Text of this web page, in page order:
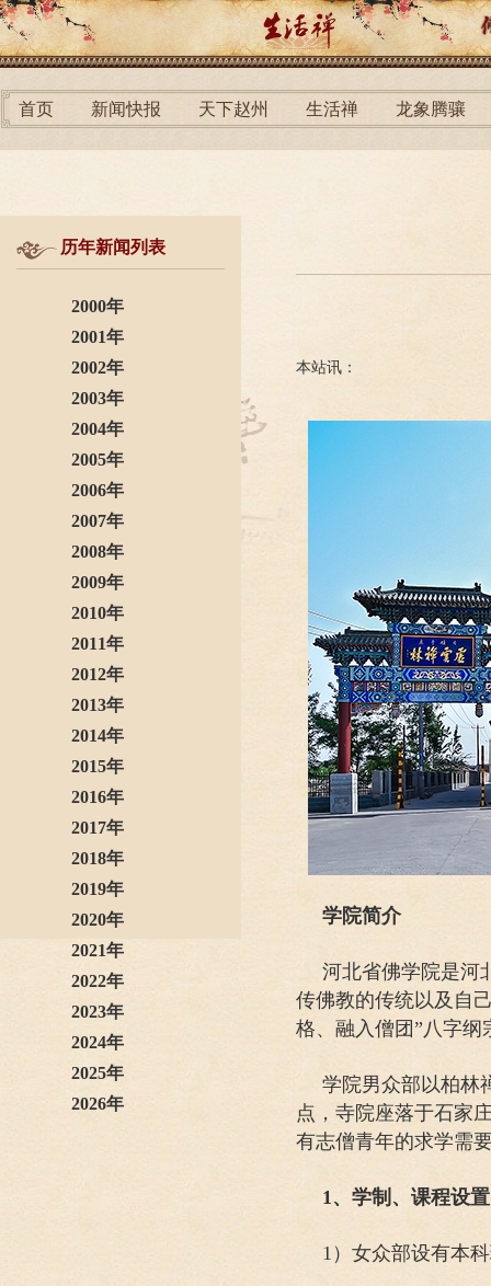
首页 新闻快报 天下赵州 生活禅 龙象腾骧
历年新闻列表
2000年
2001年
2002年
2003年
2004年
2005年
2006年
2007年
2008年
2009年
2010年
2011年
2012年
2013年
2014年
2015年
2016年
2017年
2018年
2019年
2020年
2021年
2022年
2023年
2024年
2025年
2026年
本站讯：
学院简介
河北省佛学院是河
传佛教的传统以及自
格、融入僧团”八字
学院男众部以柏
点，寺院座落于石家
有志僧青年的求学需
1、学制、课程设置
1）女众部设有本